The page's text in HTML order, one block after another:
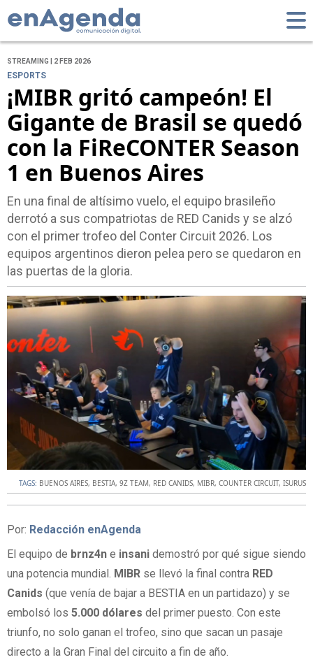
STREAMING | 2 FEB 2026
ESPORTS
¡MIBR gritó campeón! El
Gigante de Brasil se quedó
con la FiReCONTER Season
1 en Buenos Aires
En una final de altísimo vuelo, el equipo brasileño
derrotó a sus compatriotas de RED Canids y se alzó
con el primer trofeo del Conter Circuit 2026. Los
equipos argentinos dieron pelea pero se quedaron en
las puertas de la gloria.
TAGS: BUENOS AIRES, BESTIA, 9Z TEAM, RED CANIDS, MIBR, COUNTER CIRCUIT, ISURUS
Por: Redacción enAgenda
El equipo de brnz4n e insani demostró por qué sigue siendo
una potencia mundial. MIBR se llevó la final contra RED
Canids (que venía de bajar a BESTIA en un partidazo) y se
embolsó los 5.000 dólares del primer puesto. Con este
triunfo, no solo ganan el trofeo, sino que sacan un pasaje
directo a la Gran Final del circuito a fin de año.